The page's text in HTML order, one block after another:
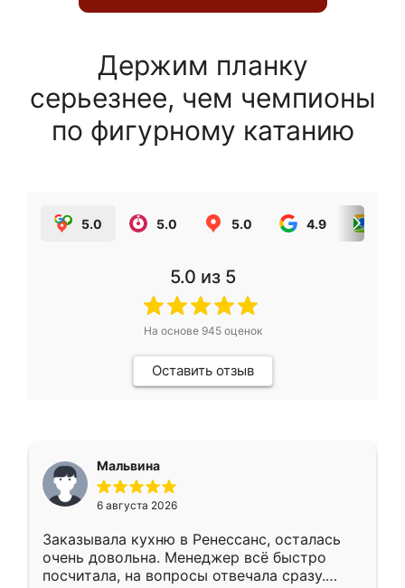
Держим планку
серьезнее, чем чемпионы
по фигурному катанию
5.0 5.0 5.0 4.9
5.0 из 5
На основе 945оценок
Оставить отзыв
Мальвина
6 августа 2026
Заказывала кухню в Ренессанс, осталась
очень довольна. Менеджер всё быстро
посчитала, на вопросы отвечала сразу.